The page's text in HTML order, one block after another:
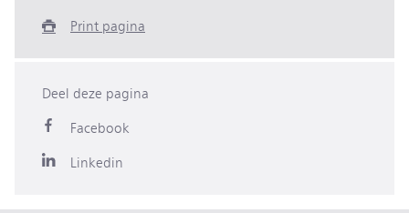
Print pagina
Deel deze pagina
Facebook
Linkedin